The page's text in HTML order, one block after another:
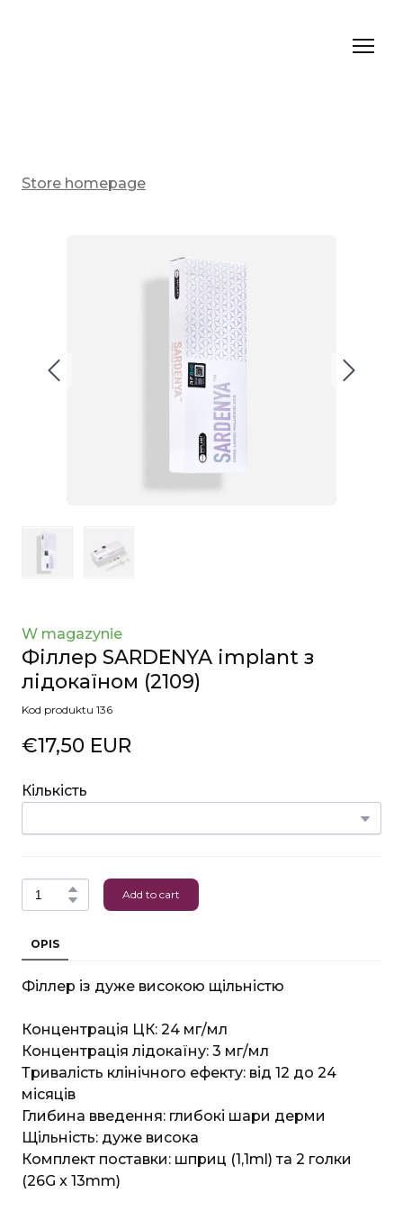
Store homepage
W magazynie
Філлер SARDENYA implant з
лідокаїном (2109)
Kod produktu 136
€17,50 EUR
Кількість
Add to cart
OPIS
Філлер із дуже високою щільністю
Концентрація ЦК: 24 мг/мл
Концентрація лідокаїну: 3 мг/мл
Тривалість клінічного ефекту: від 12 до 24
місяців
Глибина введення: глибокі шари дерми
Щільність: дуже висока
Комплект поставки: шприц (1,1ml) та 2 голки
(26G x 13mm)